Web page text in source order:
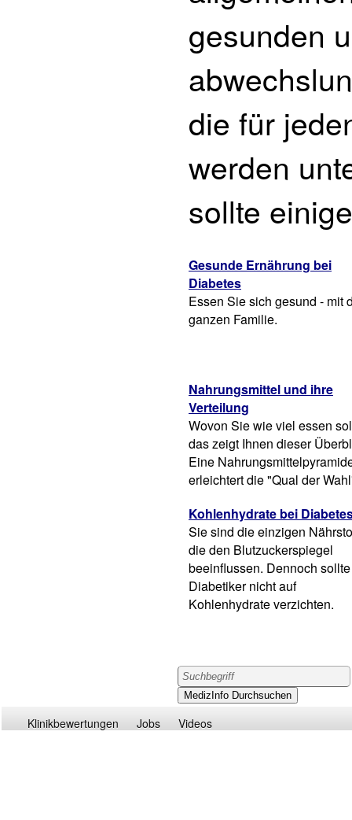
gesunden
die für
werden
sollte
Gesunde Ernährung bei
Diabetes
Essen Sie sich gesund - mit
ganzen Familie.
Nahrungsmittel und ihre
Verteilung
Wovon Sie wie viel essen
das zeigt Ihnen dieser
Eine
erleichtert die "Qual der
Kohlenhydrate bei
Sie sind die einzigen
die den Blutzuckerspiegel
beeinflussen. Dennoch
Diabetiker nicht auf
Kohlenhydrate verzichten.
Klinikbewertungen Jobs Videos